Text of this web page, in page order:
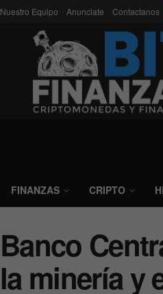
Nuestro Equipo Anunciate Contactanos
FINANZAS CRIPTO
Banco
la minería y